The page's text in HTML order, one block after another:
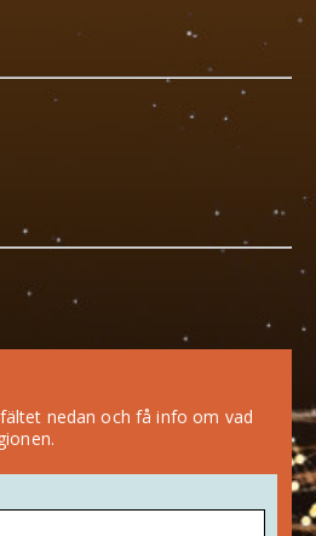
nedan och få info om vad